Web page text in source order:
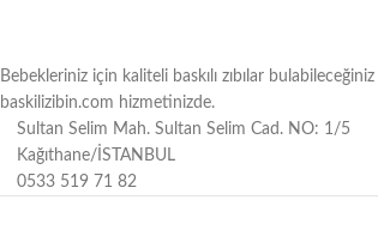
Bebekleriniz için kaliteli baskılı zıbılar bulabileceğiniz
baskilizibin.com hizmetinizde.
Sultan Selim Mah. Sultan Selim Cad. NO: 1/5
Kağıthane/İSTANBUL
0533 519 71 82